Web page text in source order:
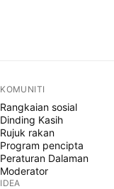
KOMUNITI
Rangkaian sosial
Dinding Kasih
Rujuk rakan
Program pencipta
Peraturan Dalaman
Moderator
IDEA